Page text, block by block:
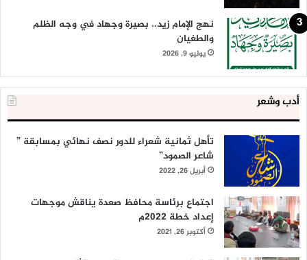
نهج الإمام زيد.. بصيرة وجهاد في وجه الظلم
والطغيان
يوليو 9, 2026
أدب وشعر
تأهل ثمانية شعراء للدور نصف نهائي بمسابقة ”
شاعر الصمود”
أبريل 26, 2022
اجتماع برئاسة محافظ صعدة يناقش موجهات
إعداد خطة 2022م
أكتوبر 26, 2021